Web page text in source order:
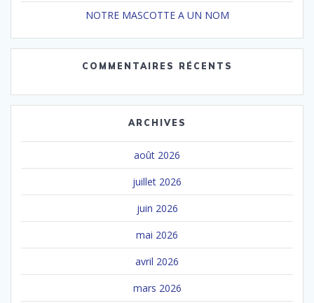
NOTRE MASCOTTE A UN NOM
COMMENTAIRES RÉCENTS
ARCHIVES
août 2026
juillet 2026
juin 2026
mai 2026
avril 2026
mars 2026